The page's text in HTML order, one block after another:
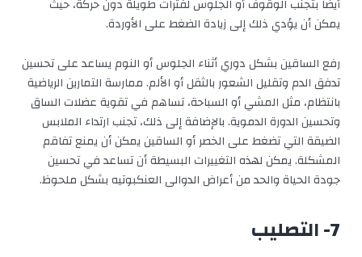
أيضًا بتجنب الوقوف أو الجلوس لفترات طويلة دون حركة، حيث
يمكن أن يؤدي ذلك إلى زيادة الضغط على الأوردة.
رفع الساقين بشكل دوري أثناء الجلوس أو النوم يساعد على تحسين
تدفق الدم وتقليل الشعور بالثقل أو الألم. ممارسة التمارين الرياضية
بانتظام، مثل المشي أو السباحة، تساهم في تقوية عضلات الساق
وتحسين الدورة الدموية. بالإضافة إلى ذلك، تجنب ارتداء الملابس
الضيقة التي تضغط على الخصر أو الساقين يمكن أن يمنع تفاقم
المشكلة. يمكن لهذه التغييرات البسيطة أن تساعد في تحسين
جودة الحياة والحد من أعراض الدوالى العنكبوتيه بشكل ملحوظ.
7- التصليب